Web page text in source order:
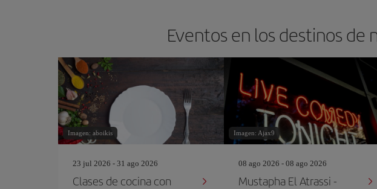
Eventos en los destinos de
Imagen: aboikis
23 jul 2026 - 31 ago 2026
Clases de cocina con
Imagen: Ajax9
08 ago 2026 - 08 ago 2026
Mustapha El Atrassi -